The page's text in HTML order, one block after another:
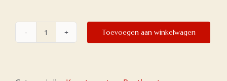
Postkaart
Toevoegen aan winkelwagen